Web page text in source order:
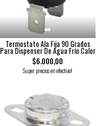
Termostato Ala Fija 90 Grados
Para Dispenser De Agua Frío Calor
$6.000,00
Super precios en efectivo!